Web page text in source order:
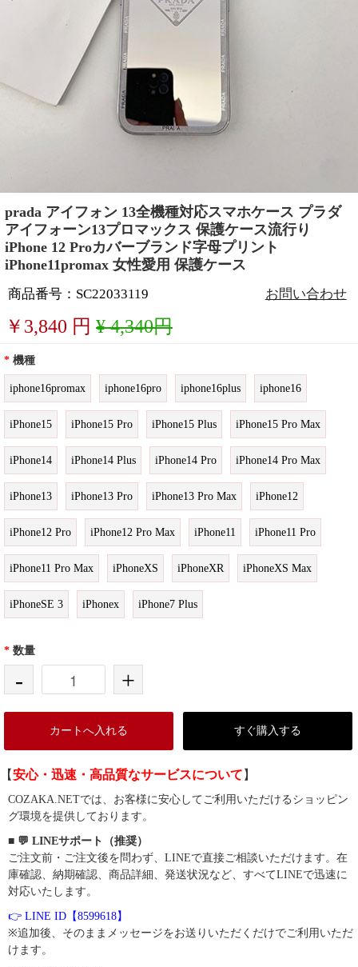
prada アイフォン 13全機種対応スマホケース プラダ
アイフォーン13プロマックス 保護ケース流行り
iPhone 12 Proカバーブランド字母プリント
iPhone11promax 女性愛用 保護ケース
商品番号：SC22033119 お問い合わせ
￥ 3,840 円 ¥ 4,340円
* 機種
iphone16promax iphone16pro iphone16plus iphone16
iPhone15 iPhone15 Pro iPhone15 Plus iPhone15 Pro Max
iPhone14 iPhone14 Plus iPhone14 Pro iPhone14 Pro Max
iPhone13 iPhone13 Pro iPhone13 Pro Max iPhone12
iPhone12 Pro iPhone12 Pro Max iPhone11 iPhone11 Pro
iPhone11 Pro Max iPhoneXS iPhoneXR iPhoneXS Max
iPhoneSE 3 iPhonex iPhone7 Plus
* 数量
- +
カートへ入れる すぐ購入する
【安心・迅速・高品質なサービスについて 】
COZAKA.NETでは、お客様に安心してご利用いただけるショッピン
グ環境を提供しております。
■ 💬 LINEサポート（推奨）
ご注文前・ご注文後を問わず、LINEで直接ご相談いただけます。在
庫確認、納期確認、商品詳細、発送状況など、すべてLINEで迅速に
対応いたします。
👉 LINE ID【8599618】
※追加後、そのままメッセージをお送りいただくだけでご利用いただ
けます。